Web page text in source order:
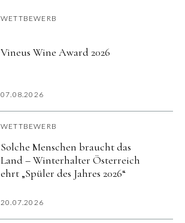
WETTBEWERB
Vineus Wine Award 2026
07.08.2026
WETTBEWERB
Solche Menschen braucht das
Land – Winterhalter Österreich
ehrt „Spüler des Jahres 2026“
20.07.2026